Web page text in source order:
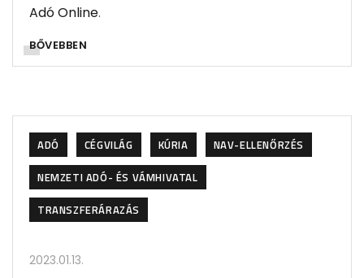
Adó Online.
BŐVEBBEN
ADÓ CÉGVILÁG KÚRIA
NAV-ELLENŐRZÉS
NEMZETI ADÓ- ÉS VÁMHIVATAL
TRANSZFERÁRAZÁS
2023.01.13.